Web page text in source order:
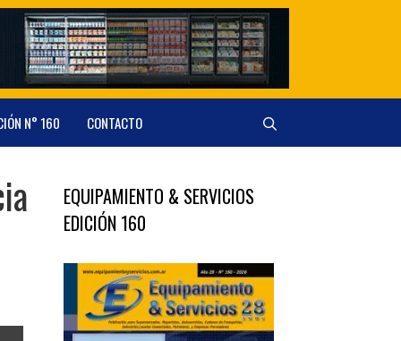
N° 160 CONTACTO
EQUIPAMIENTO & SERVICIOS
EDICIÓN 160